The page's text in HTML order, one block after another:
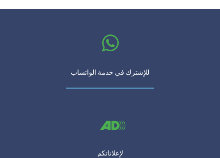
للإشترك في خدمة الواتساب
لإعلاناتكم